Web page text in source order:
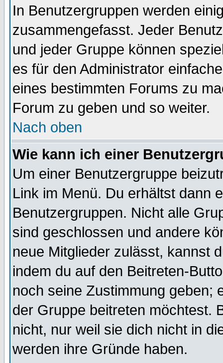
In Benutzergruppen werden
zusammengefasst. Jeder
und jeder Gruppe können
es für den Administrator
eines bestimmten Forums zu
Forum zu geben und so weiter.
Nach oben
Wie kann ich einer
Um einer Benutzergruppe
Link im Menü. Du erhältst dann
Benutzergruppen. Nicht alle
sind geschlossen und andere
neue Mitglieder zulässt, kannst
indem du auf den Beitreten-
noch seine Zustimmung geben;
der Gruppe beitreten möchtest.
nicht, nur weil sie dich nicht in
werden ihre Gründe haben.